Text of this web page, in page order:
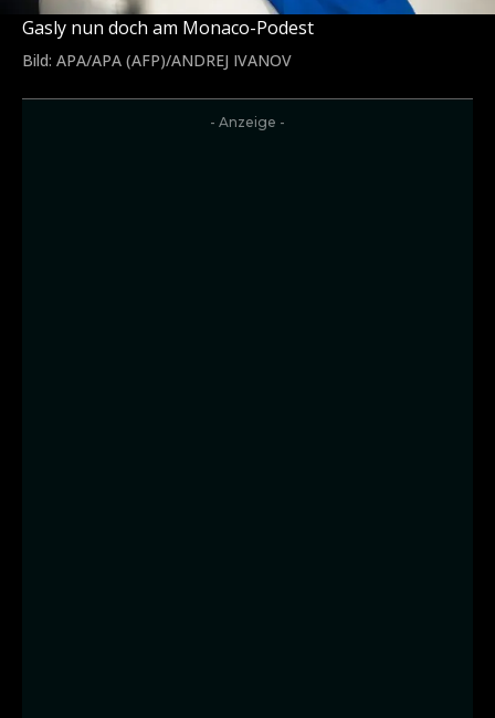
Gasly nun doch am Monaco-Podest
Bild: APA/APA (AFP)/ANDREJ IVANOV
- Anzeige -